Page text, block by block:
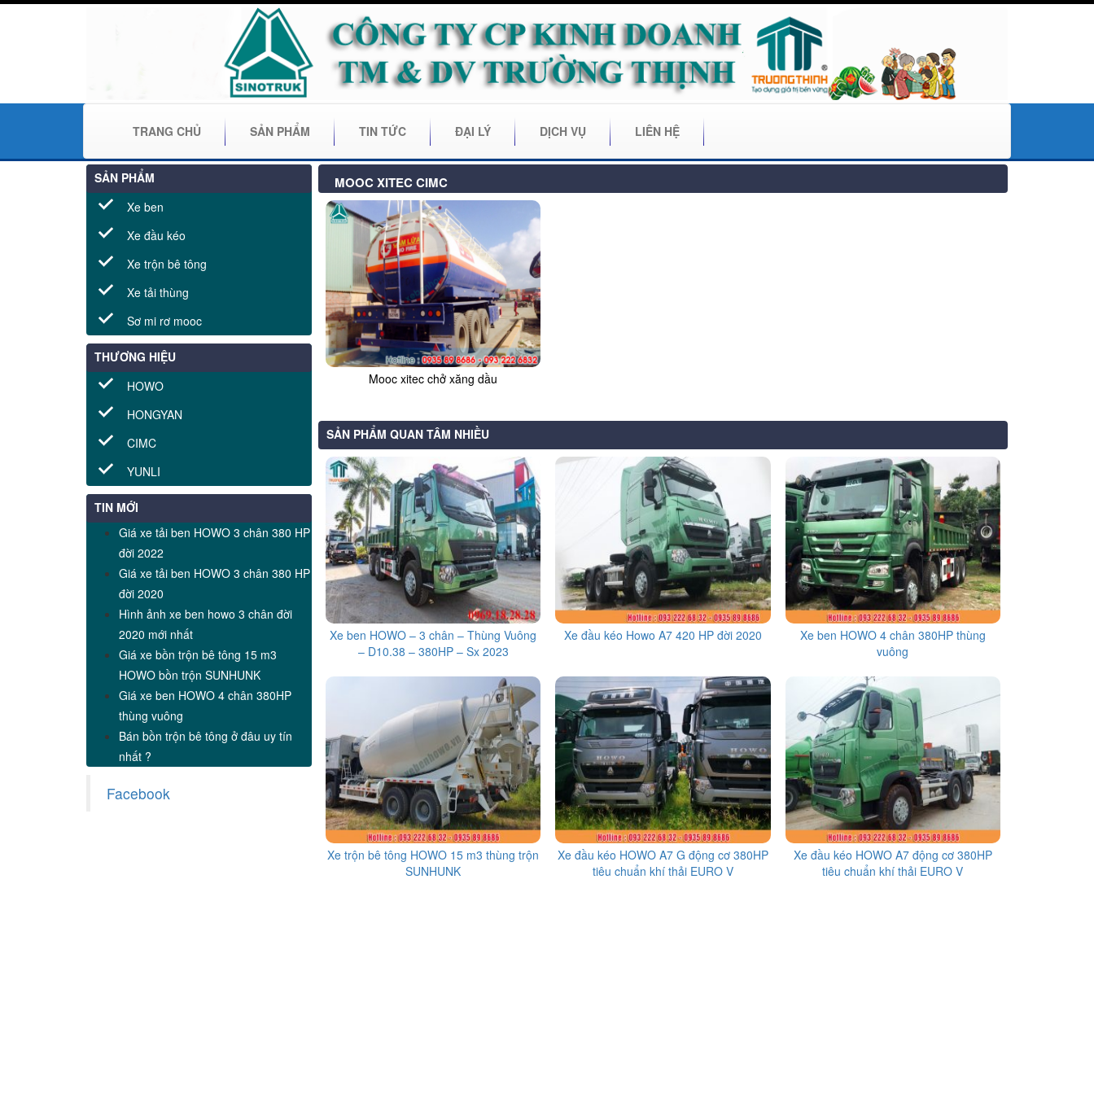
TRANG CHỦ SẢN PHẨM TIN TỨC ĐẠI LÝ DỊCH VỤ LIÊN HỆ
SẢN PHẨM
Xe ben
Xe đầu kéo
Xe trộn bê tông
Xe tải thùng
Sơ mi rơ mooc
THƯƠNG HIỆU
HOWO
HONGYAN
CIMC
YUNLI
TIN MỚI
Giá xe tải ben HOWO 3 chân 380 HP
đời 2022
Giá xe tải ben HOWO 3 chân 380 HP
đời 2020
Hình ảnh xe ben howo 3 chân đời
2020 mới nhất
Giá xe bồn trộn bê tông 15 m3
HOWO bồn trộn SUNHUNK
Giá xe ben HOWO 4 chân 380HP
thùng vuông
Bán bồn trộn bê tông ở đâu uy tín
nhất ?
Facebook
MOOC XITEC CIMC
Mooc xitec chở xăng dầu
SẢN PHẨM QUAN TÂM NHIỀU
Xe ben HOWO – 3 chân – Thùng Vuông
– D10.38 – 380HP – Sx 2023
Xe đầu kéo Howo A7 420 HP đời 2020
Xe ben HOWO 4 chân 380HP thùng
vuông
Xe trộn bê tông HOWO 15 m3 thùng trộn
SUNHUNK
Xe đầu kéo HOWO A7 G động cơ 380HP
tiêu chuẩn khí thải EURO V
Xe đầu kéo HOWO A7 động cơ 380HP
tiêu chuẩn khí thải EURO V